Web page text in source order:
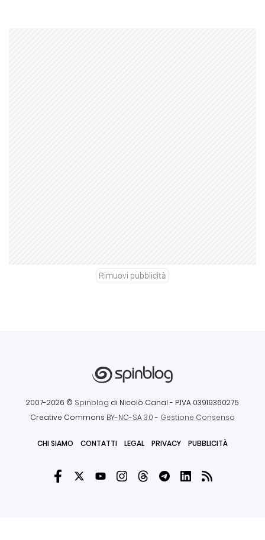
Rimuovi pubblicità
2007-2026 © Spinblog di Nicolò Canal - P.IVA 03919360275
Creative Commons BY-NC-SA 3.0- Gestione Consenso
CHI SIAMO CONTATTI LEGAL PRIVACY PUBBLICITÀ